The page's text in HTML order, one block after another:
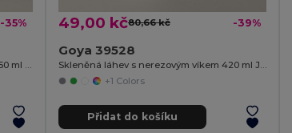
-35% 49,00 kč80,66 kč -39%
Goya 39528
+1 Colors
Přidat do košíku